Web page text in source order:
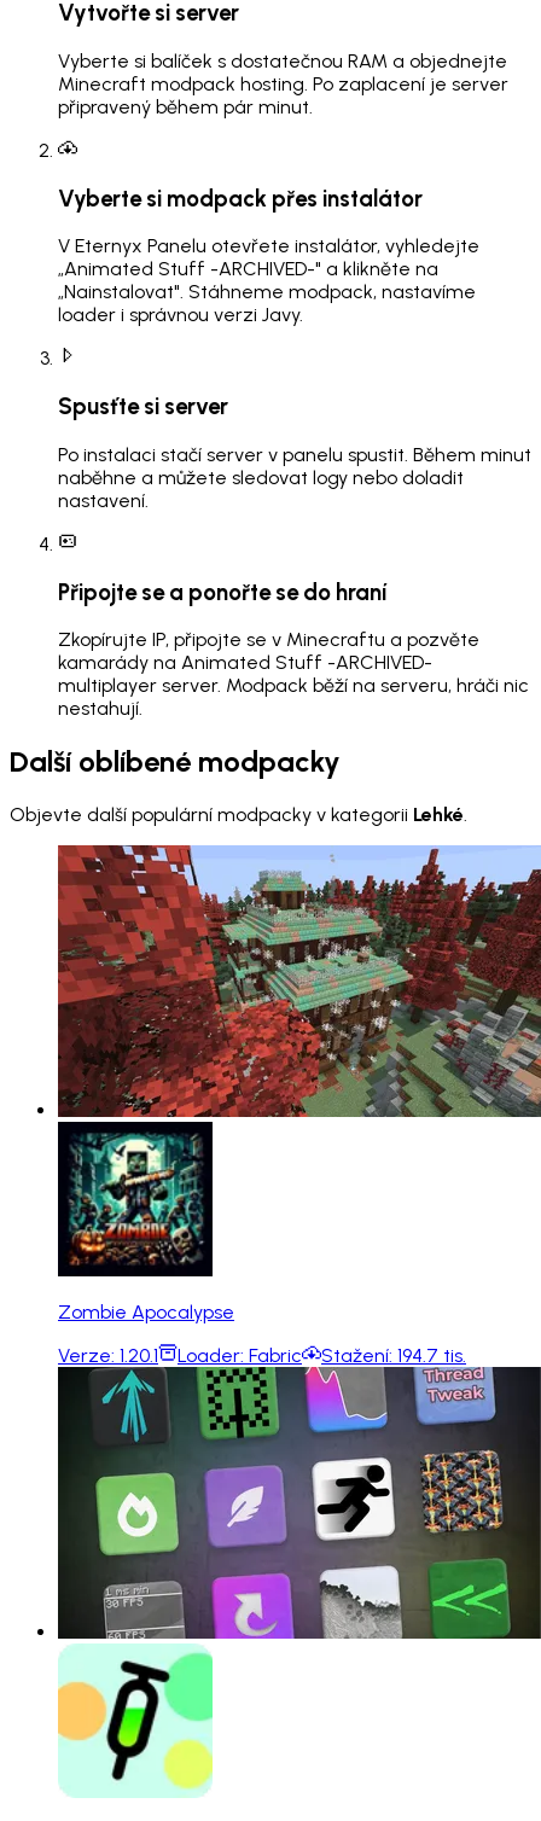
Vytvořte si server
Vyberte si balíček s dostatečnou RAM a objednejte
Minecraft modpack hosting. Po zaplacení je server
připravený během pár minut.
Vyberte si modpack přes instalátor
V Eternyx Panelu otevřete instalátor, vyhledejte
„Animated Stuff -ARCHIVED-" a klikněte na
„Nainstalovat". Stáhneme modpack, nastavíme
loader i správnou verzi Javy.
Spusťte si server
Po instalaci stačí server v panelu spustit. Během minut
naběhne a můžete sledovat logy nebo doladit
nastavení.
Připojte se a ponořte se do hraní
Zkopírujte IP, připojte se v Minecraftu a pozvěte
kamarády na Animated Stuff -ARCHIVED-
multiplayer server. Modpack běží na serveru, hráči nic
nestahují.
Další oblíbené modpacky
Objevte další populární modpacky v kategorii Lehké.
Zombie Apocalypse
Verze: 1.20.1 Loader: Fabric Stažení: 194.7 tis.